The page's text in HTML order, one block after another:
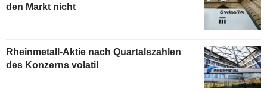
den Markt nicht
Rheinmetall-Aktie nach Quartalszahlen
des Konzerns volatil